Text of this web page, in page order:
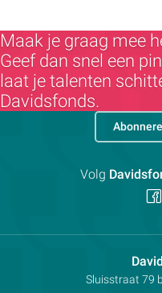
Maak je graag mee
Geef dan snel een
laat je talenten
Davidsfonds.
Adres:
Sluisstraat 79
Volg